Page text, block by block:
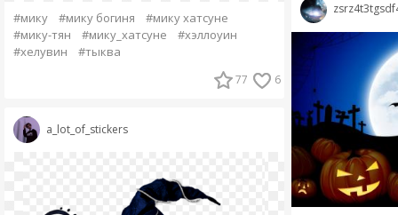
#мику #мику богиня
#мику хатсуне
#мику-тян
#мику_хатсуне
#хэллоуин
#хелувин
#тыква
77 6
a_lot_of_stickers